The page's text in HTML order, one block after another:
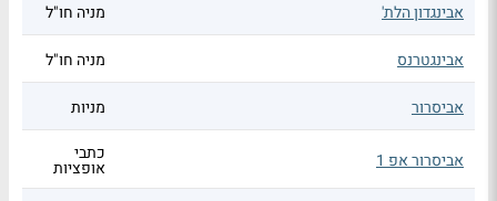
אבינגדון הלת' מניה חו"ל
אבינגטרנס מניה חו"ל
אביסרור מניות
אביסרור אפ 1 כתבי
אופציות